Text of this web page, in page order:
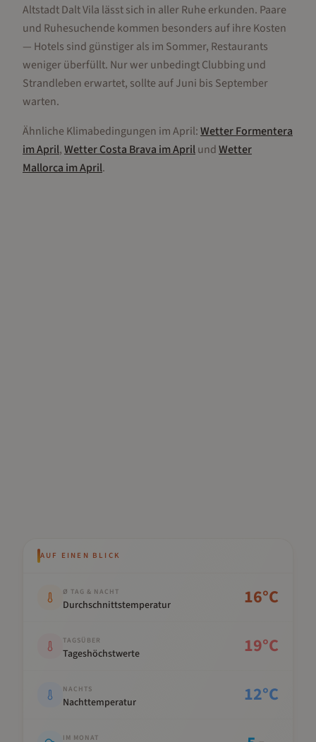
Altstadt Dalt Vila lässt sich in aller Ruhe erkunden. Paare
und Ruhesuchende kommen besonders auf ihre Kosten
— Hotels sind günstiger als im Sommer, Restaurants
weniger überfüllt. Nur wer unbedingt Clubbing und
Strandleben erwartet, sollte auf Juni bis September
warten.
Ähnliche Klimabedingungen imApril:WetterFormentera
imApril,WetterCosta Brava imAprilundWetter
Mallorca imApril.
AUF EINEN BLICK
Ø TAG & NACHT
Durchschnittstemperatur 16°C
TAGSÜBER
Tageshöchstwerte 19°C
NACHTS
Nachttemperatur 12°C
IM MONAT